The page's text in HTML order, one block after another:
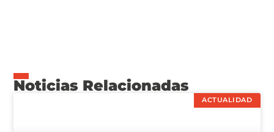
Noticias Relacionadas
ACTUALIDAD